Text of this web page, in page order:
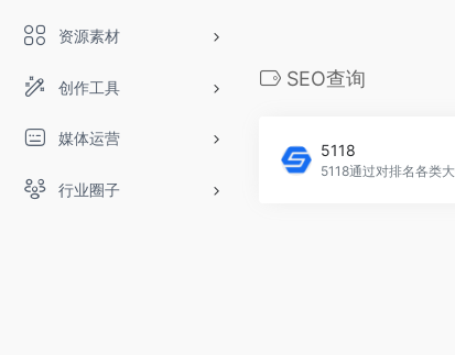
资源素材
创作工具
媒体运营
行业圈子
SEO查询
5118